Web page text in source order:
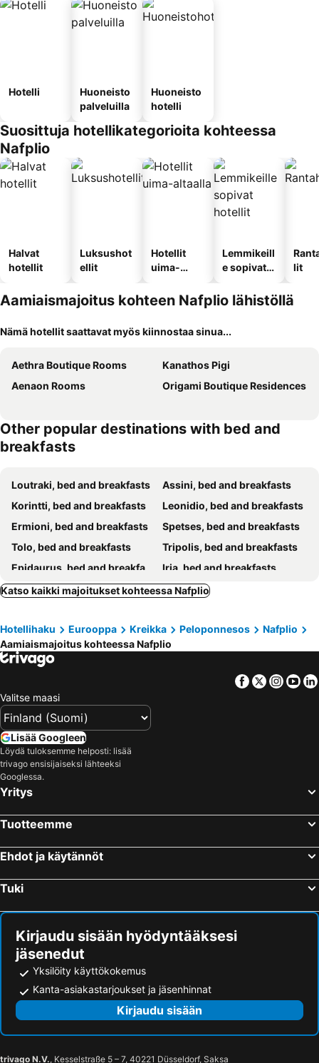
Hotelli
Huoneisto
palveluilla
Huoneisto
hotelli
Suosittuja hotellikategorioita kohteessa
Nafplio
Halvat
hotellit
Luksushot
ellit
Hotellit
uima-
Lemmikeill
e sopivat
lit
Aamiaismajoitus kohteen Nafplio lähistöllä
Nämä hotellit saattavat myös kiinnostaa sinua...
Aethra Boutique Rooms
Kanathos Pigi
Aenaon Rooms
Origami Boutique Residences
Other popular destinations with bed and
breakfasts
Loutraki, bed and breakfasts
Assini, bed and breakfasts
Korintti, bed and breakfasts
Leonidio, bed and breakfasts
Ermioni, bed and breakfasts
Spetses, bed and breakfasts
Tolo, bed and breakfasts
Tripolis, bed and breakfasts
Epidaurus, bed and breakfasts
Iria, bed and breakfasts
Katso kaikki majoitukset kohteessa Nafplio
Hotellihaku Eurooppa Kreikka Peloponnesos
Nafplio
Aamiaismajoitus kohteessa Nafplio
Facebook
Twitter
Valitse maasi
Lisää Googleen
Löydä tuloksemme helposti: lisää
trivago ensisijaiseksi lähteeksi
Googlessa.
Yritys
Tuotteemme
Ehdot ja käytännöt
Tuki
Kirjaudu sisään hyödyntääksesi
jäsenedut
Yksilöity käyttökokemus
Kanta-asiakastarjoukset ja jäsenhinnat
Kirjaudu sisään
trivago N.V., Kesselstraße 5 – 7, 40221 Düsseldorf, Saksa